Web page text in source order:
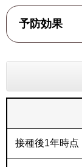
予防効果
接種後1年時点